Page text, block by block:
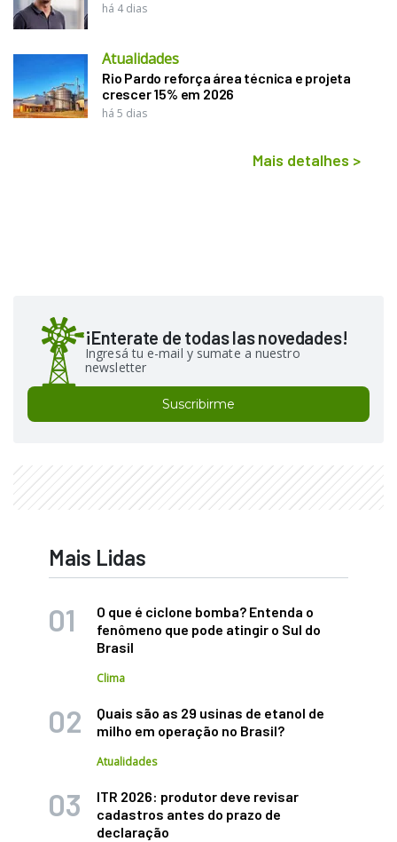
há 4 dias
Atualidades
Rio Pardo reforça área técnica e projeta
crescer 15% em 2026
há 5 dias
Mais detalhes >
¡Enterate de todas las novedades!
Ingresá tu e-mail y sumate a nuestro
newsletter
Suscribirme
Mais Lidas
O que é ciclone bomba? Entenda o
fenômeno que pode atingir o Sul do
Brasil
Clima
Quais são as 29 usinas de etanol de
milho em operação no Brasil?
Atualidades
ITR 2026: produtor deve revisar
cadastros antes do prazo de
declaração